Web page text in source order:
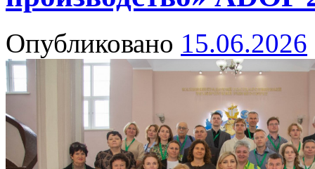
Опубликовано 15.06.2026